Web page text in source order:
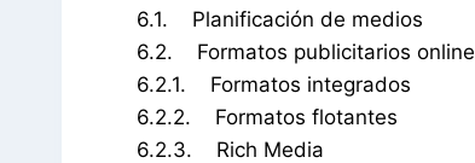
6.1. Planificación de medios
6.2. Formatos publicitarios online
6.2.1. Formatos integrados
6.2.2. Formatos flotantes
6.2.3. Rich Media